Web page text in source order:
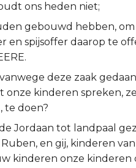
ons heden niet;
gebouwd hebben,
en spijsoffer daarop te
deze zaak
kinderen spreken,
te doen?
Jordaan tot landpaal
en gij, kinderen
kinderen onze